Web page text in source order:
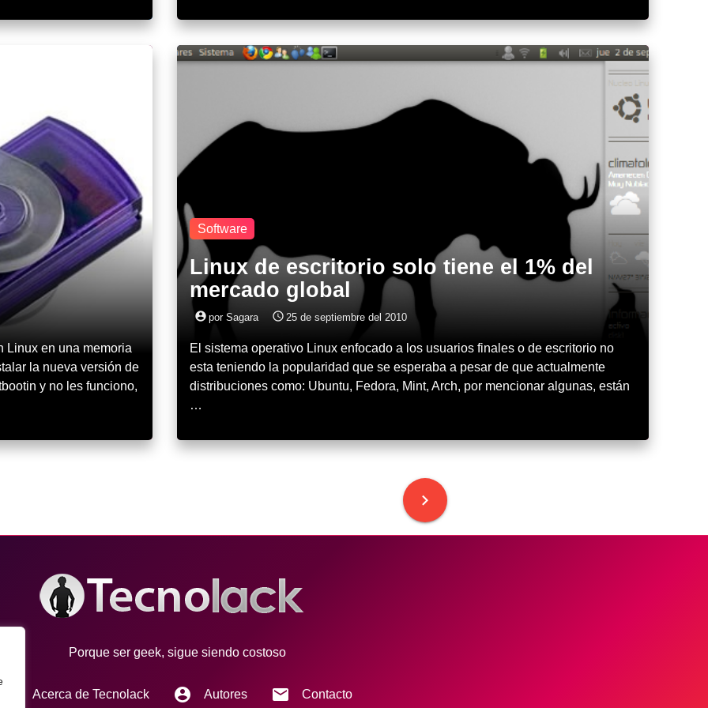
Linux en una memoria
la nueva versión de
y no les funciono,
Software
Linux de escritorio solo tiene el 1% del
mercado global
account_circle por Sagara access_time 25 de septiembre del 2010
El sistema operativo Linux enfocado a los usuarios finales o de escritorio no
esta teniendo la popularidad que se esperaba a pesar de que actualmente
distribuciones como: Ubuntu, Fedora, Mint, Arch, por mencionar algunas, están
…
keyboard_arrow_right
Porque ser geek, sigue siendo costoso
Acerca de Tecnolack account_circle Autores email Contacto